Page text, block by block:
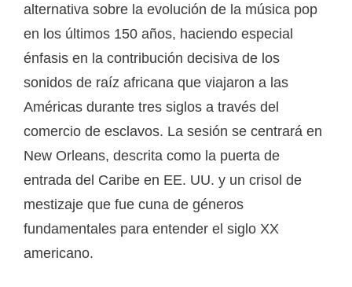
alternativa sobre la evolución de la música pop
en los últimos 150 años, haciendo especial
énfasis en la contribución decisiva de los
sonidos de raíz africana que viajaron a las
Américas durante tres siglos a través del
comercio de esclavos. La sesión se centrará en
New Orleans, descrita como la puerta de
entrada del Caribe en EE. UU. y un crisol de
mestizaje que fue cuna de géneros
fundamentales para entender el siglo XX
americano.